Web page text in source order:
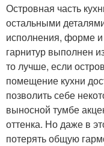
Островная часть
остальными
исполнения, форме
гарнитур выполнен
то лучше, если
помещение кухни
позволить себе
выносной тумбе
оттенка. Но даже в
потерять общую